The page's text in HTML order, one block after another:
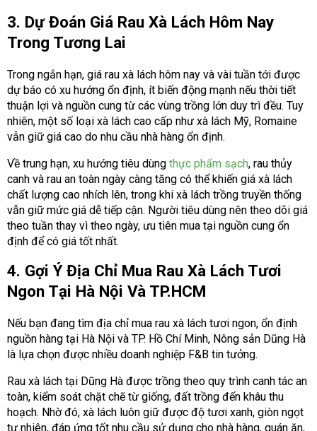
3. Dự Đoán Giá Rau Xà Lách Hôm Nay
Trong Tương Lai
Trong ngắn hạn, giá rau xà lách hôm nay và vài tuần tới được
dự báo có xu hướng ổn định, ít biến động mạnh nếu thời tiết
thuận lợi và nguồn cung từ các vùng trồng lớn duy trì đều. Tuy
nhiên, một số loại xà lách cao cấp như xà lách Mỹ, Romaine
vẫn giữ giá cao do nhu cầu nhà hàng ổn định.
Về trung hạn, xu hướng tiêu dùng thực phẩm sạch, rau thủy
canh và rau an toàn ngày càng tăng có thể khiến giá xà lách
chất lượng cao nhích lên, trong khi xà lách trồng truyền thống
vẫn giữ mức giá dễ tiếp cận. Người tiêu dùng nên theo dõi giá
theo tuần thay vì theo ngày, ưu tiên mua tại nguồn cung ổn
định để có giá tốt nhất.
4. Gợi Ý Địa Chỉ Mua Rau Xà Lách Tươi
Ngon Tại Hà Nội Và TP.HCM
Nếu bạn đang tìm địa chỉ mua rau xà lách tươi ngon, ổn định
nguồn hàng tại Hà Nội và TP. Hồ Chí Minh, Nông sản Dũng Hà
là lựa chọn được nhiều doanh nghiệp F&B tin tưởng.
Rau xà lách tại Dũng Hà được trồng theo quy trình canh tác an
toàn, kiểm soát chặt chẽ từ giống, đất trồng đến khâu thu
hoạch. Nhờ đó, xà lách luôn giữ được độ tươi xanh, giòn ngọt
tự nhiên, đáp ứng tốt nhu cầu sử dụng cho nhà hàng, quán ăn,